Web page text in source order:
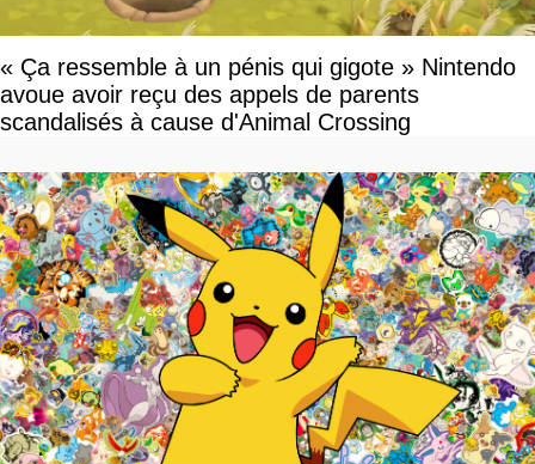
« Ça ressemble à un pénis qui gigote » Nintendo
avoue avoir reçu des appels de parents
scandalisés à cause d'Animal Crossing